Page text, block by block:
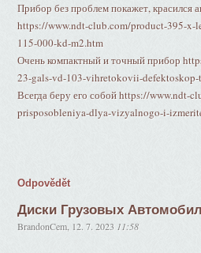
Прибор без проблем покажет, красился
https://www.ndt-club.com/product-395-x-
115-000-kd-m2.htm
Очень компактный и точный прибор
23-gals-vd-103-vihretokovii-defektoskop-
Всегда беру его собой https://www.ndt-
prisposobleniya-dlya-vizyalnogo-i-
Odpovědět
Диски Грузовых
BrandonCem 12. 7. 2023 11:58